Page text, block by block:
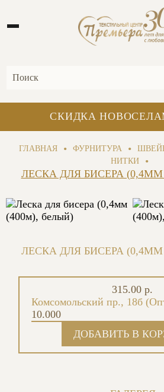
СКИДКА
ГЛАВНАЯ • ФУРНИТУРА •
НИТКИ
•
ЛЕСКА ДЛЯ БИСЕРА
ЛЕСКА ДЛЯ БИСЕРА
Комсомольский пр., 18б
10.000
315.00 р.